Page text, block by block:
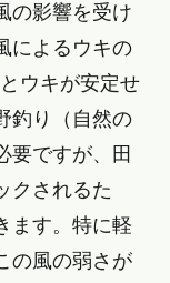
の影響を受け
によるウキの
ウキが安定せ
釣り（自然の
要ですが、田
クされるた
ます。特に軽
の風の弱さが